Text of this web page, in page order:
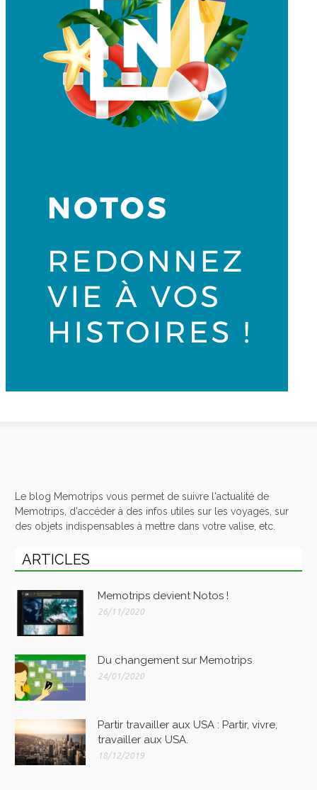
Le blog Memotrips vous permet de suivre l'actualité de
Memotrips, d'accéder à des infos utiles sur les voyages, sur
des objets indispensables à mettre dans votre valise, etc.
ARTICLES
Memotrips devient Notos !
26/11/2020
Du changement sur Memotrips
24/01/2020
Partir travailler aux USA : Partir, vivre,
travailler aux USA.
18/12/2019